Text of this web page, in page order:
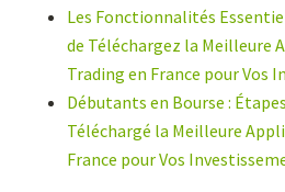
Les Fonctionnalités
de Téléchargez la Meilleure
Trading en France pour Vos
Débutants en Bourse :
Téléchargé la Meilleure
France pour Vos